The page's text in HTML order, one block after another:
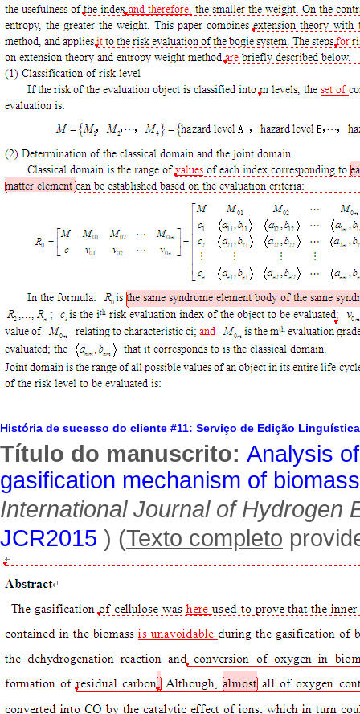
História de sucesso do cliente #11: Serviço de Edição Linguística
Título do manuscrito: Analysis
gasification mechanism of biomass
International Journal of Hydrogen
JCR2015 ) (Texto completo